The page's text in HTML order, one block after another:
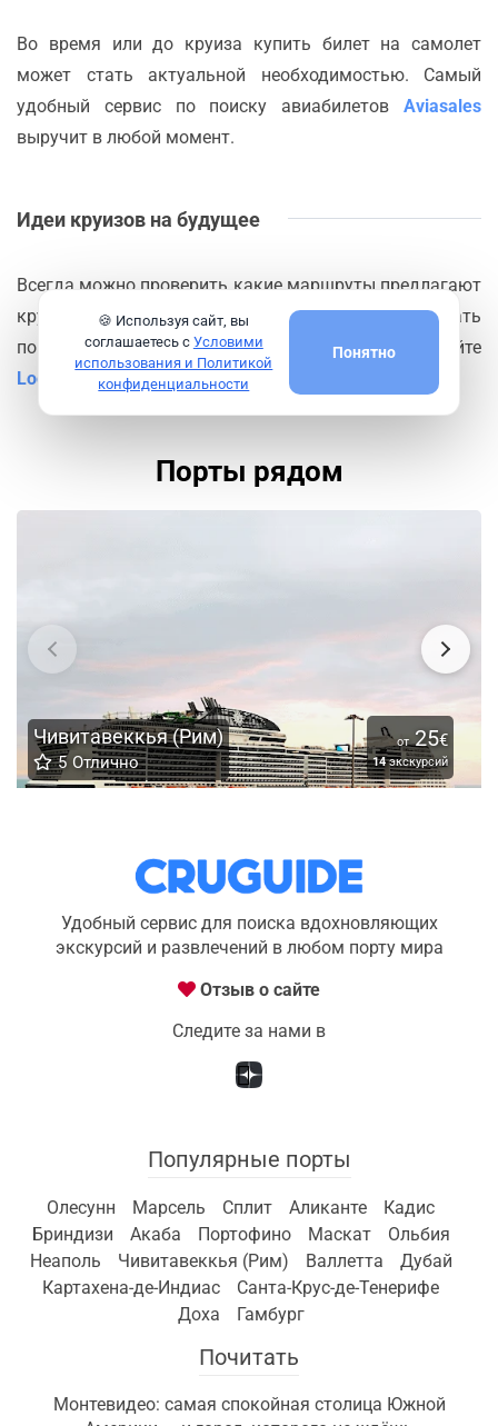
Во время или до круиза купить билет на самолет
может стать актуальной необходимостью. Самый
удобный сервис по поиску авиабилетов Aviasales
выручит в любой момент.
Идеи круизов на будущее
Всегда можно проверить какие маршруты предлагают
круизные компании из портаЛиворноили сделать
поиск круизов по нужным критериям на сайте
Logitravel
Порты рядом
Чивитавеккья (Рим)
5 Отлично
от25€
14экскурсий
Удобный сервис для поиска вдохновляющих
экскурсий и развлечений в любом порту мира
Отзыв о сайте
Следите за нами в
Популярные порты
Олесунн Марсель Сплит Аликанте
Кадис
Бриндизи
Акаба Портофино Маскат
Ольбия
Неаполь
Чивитавеккья (Рим) Валлетта
Дубай
Картахена-де-Индиас
Санта-Крус-де-Тенерифе
Доха
Гамбург
Почитать
Монтевидео: самая спокойная столица Южной
🍪 Используя сайт, вы
соглашаетесь с Условими
использования и Политикой
конфиденциальности
Понятно